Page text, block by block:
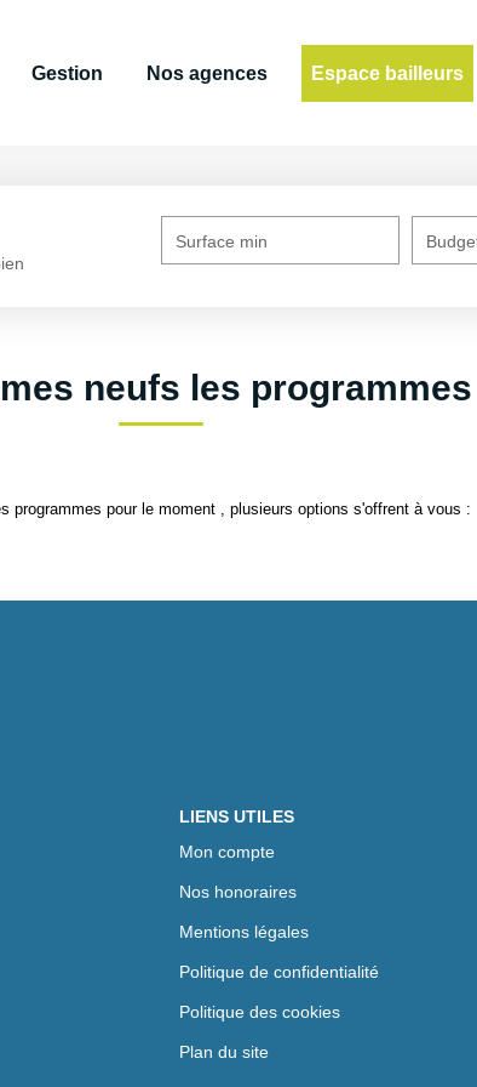
Gestion Nos agences Espace bailleurs
Surface min
neufs les programmes
programmes pour le moment , plusieurs options s'offrent à vous :
LIENS UTILES
Mon compte
Nos honoraires
Mentions légales
Politique de confidentialité
Politique des cookies
Plan du site